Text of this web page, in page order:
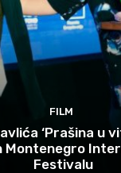
FILM
‘Prašina u
Montenegro
Festivalu